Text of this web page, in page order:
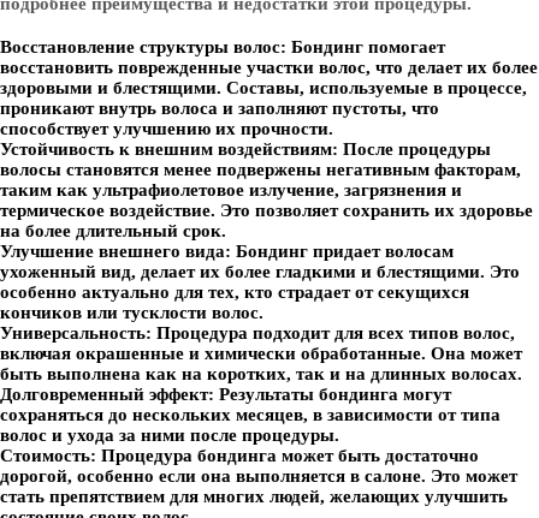
Восстановление структуры волос: Бондинг помогает
восстановить поврежденные участки волос, что делает их более
здоровыми и блестящими. Составы, используемые в процессе,
проникают внутрь волоса и заполняют пустоты, что
способствует улучшению их прочности.
Устойчивость к внешним воздействиям: После процедуры
волосы становятся менее подвержены негативным факторам,
таким как ультрафиолетовое излучение, загрязнения и
термическое воздействие. Это позволяет сохранить их здоровье
на более длительный срок.
Улучшение внешнего вида: Бондинг придает волосам
ухоженный вид, делает их более гладкими и блестящими. Это
особенно актуально для тех, кто страдает от секущихся
кончиков или тусклости волос.
Универсальность: Процедура подходит для всех типов волос,
включая окрашенные и химически обработанные. Она может
быть выполнена как на коротких, так и на длинных волосах.
Долговременный эффект: Результаты бондинга могут
сохраняться до нескольких месяцев, в зависимости от типа
волос и ухода за ними после процедуры.
Стоимость: Процедура бондинга может быть достаточно
дорогой, особенно если она выполняется в салоне. Это может
стать препятствием для многих людей, желающих улучшить